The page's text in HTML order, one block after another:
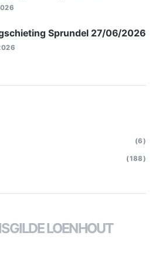
Sprundel 27/06/2026
(6)
(188)
LOENHOUT